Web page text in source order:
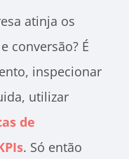
atinja os
conversão? É
inspecionar
utilizar
de
. Só então